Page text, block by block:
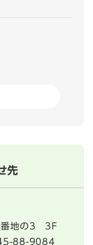
先
番地の3 3F
88-9084